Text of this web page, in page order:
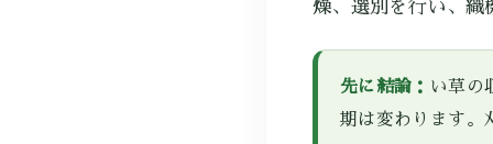
燥、選別を行い、織
先に結論： い草の
期は変わります。